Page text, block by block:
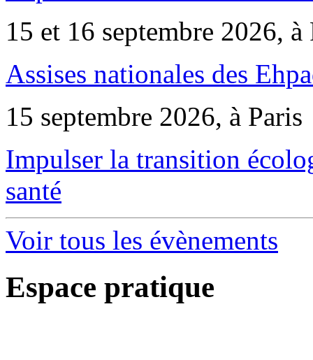
15 et 16 septembre 2026, à
Assises nationales des
15 septembre 2026, à Paris
Impulser la transition
santé
Voir tous les évènements
Espace pratique